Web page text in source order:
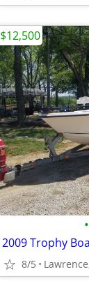
•
2009 Trophy
8/5
$12,500